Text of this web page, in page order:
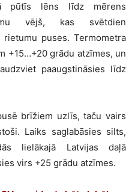
pūtīs lēns līdz mērens
vējš, kas svētdien
puses. Termometra
+15…+20 grādu atzīmes, un
paaugstināsies līdz
brīžiem uzlīs, taču vairs
Laiks saglabāsies silts,
lielākajā Latvijas daļā
virs +25 grādu atzīmes.